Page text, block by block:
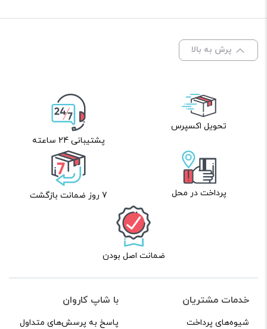
پرش به بالا
تحویل اکسپرس
پشتیبانی 24 ساعته
پرداخت در محل 7 روز ضمانت بازگشت
ضمانت اصل بودن
خدمات مشتریان
شیوه‌های پرداخت
با شاپ کاروان
پاسخ به پرسش‌های متداول